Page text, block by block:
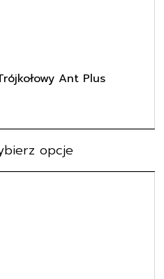
Ant Plus
opcje